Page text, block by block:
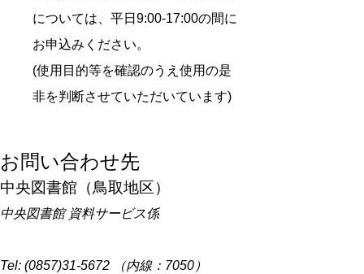
については、平日9:00-17:00の間に
お申込みください。
(使用目的等を確認のうえ使用の是
非を判断させていただいています)
お問い合わせ先
中央図書館（鳥取地区）
中央図書館 資料サービス係
Tel: (0857)31-5672 （内線：7050）